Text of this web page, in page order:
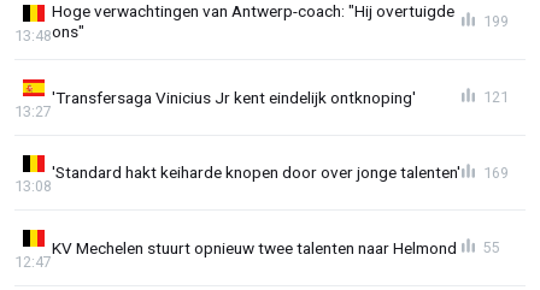
Hoge verwachtingen van Antwerp-coach: "Hij overtuigde
ons"
13:48
199
'Transfersaga Vinicius Jr kent eindelijk ontknoping'
13:27
121
'Standard hakt keiharde knopen door over jonge talenten'
13:08
169
KV Mechelen stuurt opnieuw twee talenten naar Helmond
12:47
55